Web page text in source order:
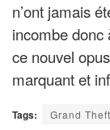
n’ont jamais
incombe donc
ce nouvel
marquant et
Tags: Grand